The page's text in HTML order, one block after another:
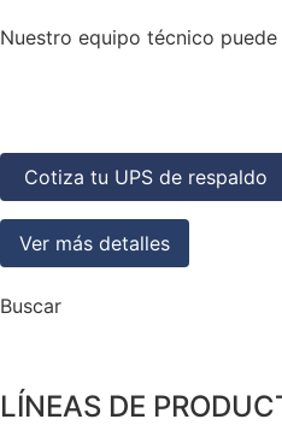
Nuestro equipo técnico
Cotiza tu UPS de respaldo
Ver más detalles
Buscar
LÍNEAS DE